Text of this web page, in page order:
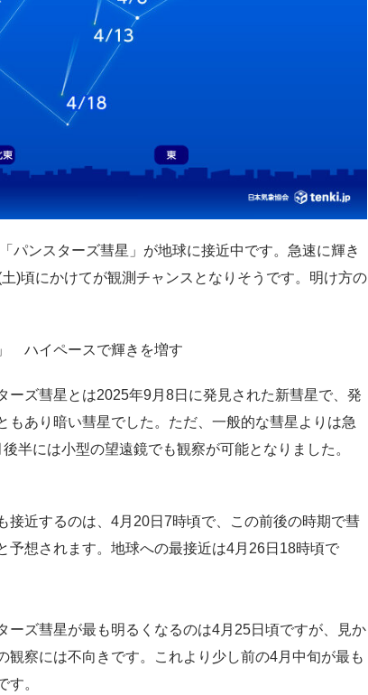
パンスターズ彗星」が地球に接近中です。急速に輝き
)頃にかけてが観測チャンスとなりそうです。明け方の
ハイペースで輝きを増す
ーズ彗星とは2025年9月8日に発見された新彗星で、発
もあり暗い彗星でした。ただ、一般的な彗星よりは急
半には小型の望遠鏡でも観察が可能となりました。
接近するのは、4月20日7時頃で、この前後の時期で彗
予想されます。地球への最接近は4月26日18時頃で
ーズ彗星が最も明るくなるのは4月25日頃ですが、見か
観察には不向きです。これより少し前の4月中旬が最も
す。